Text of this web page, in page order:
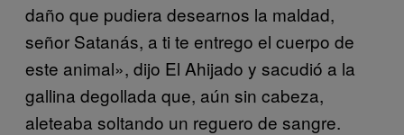
daño que pudiera desearnos la maldad,
señor Satanás, a ti te entrego el cuerpo de
este animal», dijo El Ahijado y sacudió a la
gallina degollada que, aún sin cabeza,
aleteaba soltando un reguero de sangre.